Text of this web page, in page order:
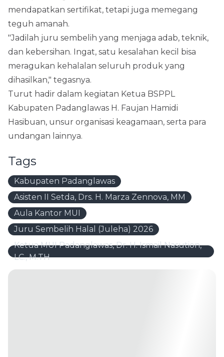
mendapatkan sertifikat, tetapi juga memegang
teguh amanah.
"Jadilah juru sembelih yang menjaga adab, teknik,
dan kebersihan. Ingat, satu kesalahan kecil bisa
meragukan kehalalan seluruh produk yang
dihasilkan," tegasnya.
Turut hadir dalam kegiatan Ketua BSPPL
Kabupaten Padanglawas H. Faujan Hamidi
Hasibuan, unsur organisasi keagamaan, serta para
undangan lainnya.
Tags
Kabupaten Padanglawas
Asisten II Setda, Drs. H. Marza Zennova, MM
Aula Kantor MUI
Juru Sembelih Halal (Juleha) 2026
Ketua MUI Padanglawas, Dr. H. Ismail Nasution,
LC., M.TH